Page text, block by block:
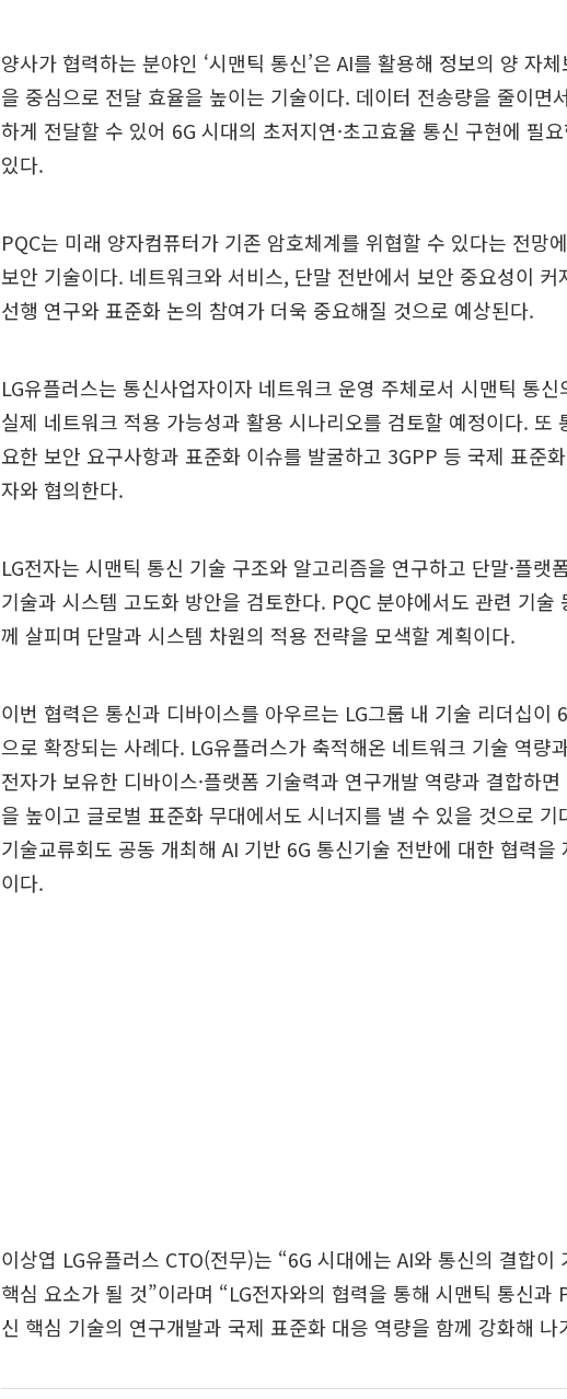
양사가 협력하는 분야인 ‘시맨틱 통신’은 AI를 활용해 정보의 양 자
을 중심으로 전달 효율을 높이는 기술이다. 데이터 전송량을 줄이면
하게 전달할 수 있어 6G 시대의 초저지연·초고효율 통신 구현에 필
있다.
PQC는 미래 양자컴퓨터가 기존 암호체계를 위협할 수 있다는 전망
보안 기술이다. 네트워크와 서비스, 단말 전반에서 보안 중요성이 커
선행 연구와 표준화 논의 참여가 더욱 중요해질 것으로 예상된다.
LG유플러스는 통신사업자이자 네트워크 운영 주체로서 시맨틱 통
실제 네트워크 적용 가능성과 활용 시나리오를 검토할 예정이다. 또
요한 보안 요구사항과 표준화 이슈를 발굴하고 3GPP 등 국제 표준
자와 협의한다.
LG전자는 시맨틱 통신 기술 구조와 알고리즘을 연구하고 단말·플랫
기술과 시스템 고도화 방안을 검토한다. PQC 분야에서도 관련 기술
께 살피며 단말과 시스템 차원의 적용 전략을 모색할 계획이다.
이번 협력은 통신과 디바이스를 아우르는 LG그룹 내 기술 리더십이
으로 확장되는 사례다. LG유플러스가 축적해온 네트워크 기술 역량
전자가 보유한 디바이스·플랫폼 기술력과 연구개발 역량과 결합하
을 높이고 글로벌 표준화 무대에서도 시너지를 낼 수 있을 것으로 기
기술교류회도 공동 개최해 AI 기반 6G 통신기술 전반에 대한 협력을
이다.
이상엽 LG유플러스 CTO(전무)는 “6G 시대에는 AI와 통신의 결합이
핵심 요소가 될 것”이라며 “LG전자와의 협력을 통해 시맨틱 통신과
신 핵심 기술의 연구개발과 국제 표준화 대응 역량을 함께 강화해 나